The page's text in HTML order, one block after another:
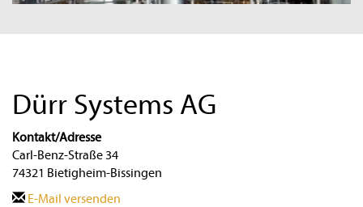
Dürr Systems AG
Kontakt/Adresse
Carl-Benz-Straße 34
74321 Bietigheim-Bissingen
E-Mail versenden